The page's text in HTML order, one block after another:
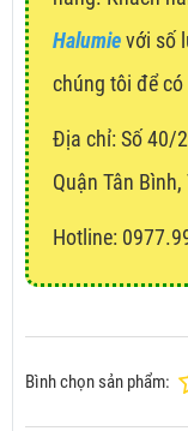
Halumievới số
chúng tôi để
Địa chỉ: Số 40/
Quận Tân Bình,
Hotline:
Bình chọn sản phẩm: